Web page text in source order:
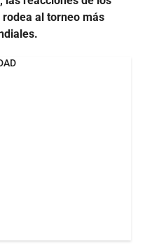
al torneo más